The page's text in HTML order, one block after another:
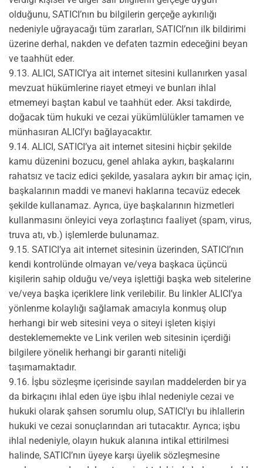
olduğunu, SATICI’nın bu bilgilerin gerçeğe aykırılığı
nedeniyle uğrayacağı tüm zararları, SATICI’nın ilk bildirimi
üzerine derhal, nakden ve defaten tazmin edeceğini beyan
ve taahhüt eder.
9.13. ALICI, SATICI’ya ait internet sitesini kullanırken yasal
mevzuat hükümlerine riayet etmeyi ve bunları ihlal
etmemeyi baştan kabul ve taahhüt eder. Aksi takdirde,
doğacak tüm hukuki ve cezai yükümlülükler tamamen ve
münhasıran ALICI’yı bağlayacaktır.
9.14. ALICI, SATICI’ya ait internet sitesini hiçbir şekilde
kamu düzenini bozucu, genel ahlaka aykırı, başkalarını
rahatsız ve taciz edici şekilde, yasalara aykırı bir amaç için,
başkalarının maddi ve manevi haklarına tecavüz edecek
şekilde kullanamaz. Ayrıca, üye başkalarının hizmetleri
kullanmasını önleyici veya zorlaştırıcı faaliyet (spam, virus,
truva atı, vb.) işlemlerde bulunamaz.
9.15. SATICI’ya ait internet sitesinin üzerinden, SATICI’nın
kendi kontrolünde olmayan ve/veya başkaca üçüncü
kişilerin sahip olduğu ve/veya işlettiği başka web sitelerine
ve/veya başka içeriklere link verilebilir. Bu linkler ALICI’ya
yönlenme kolaylığı sağlamak amacıyla konmuş olup
herhangi bir web sitesini veya o siteyi işleten kişiyi
desteklememekte ve Link verilen web sitesinin içerdiği
bilgilere yönelik herhangi bir garanti niteliği
taşımamaktadır.
9.16. İşbu sözleşme içerisinde sayılan maddelerden bir ya
da birkaçını ihlal eden üye işbu ihlal nedeniyle cezai ve
hukuki olarak şahsen sorumlu olup, SATICI’yı bu ihlallerin
hukuki ve cezai sonuçlarından ari tutacaktır. Ayrıca; işbu
ihlal nedeniyle, olayın hukuk alanına intikal ettirilmesi
halinde, SATICI’nın üyeye karşı üyelik sözleşmesine